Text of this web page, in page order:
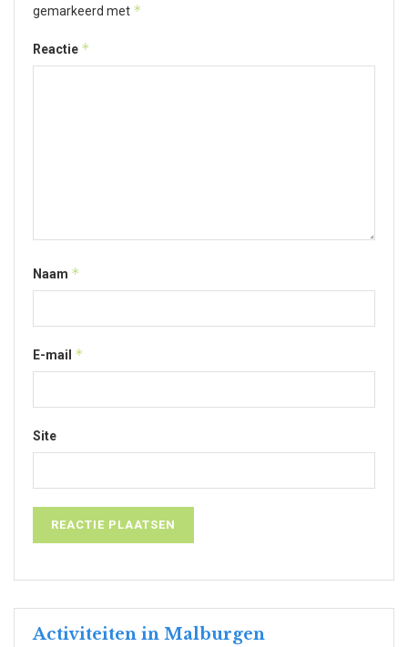
gemarkeerd met *
Reactie *
Naam *
E-mail *
Site
Activiteiten in Malburgen